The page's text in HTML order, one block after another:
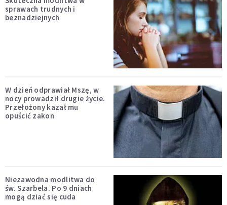
sprawach trudnych i
beznadziejnych
W dzień odprawiał Mszę, w
nocy prowadził drugie życie.
Przełożony kazał mu
opuścić zakon
Niezawodna modlitwa do
św. Szarbela. Po 9 dniach
mogą dziać się cuda